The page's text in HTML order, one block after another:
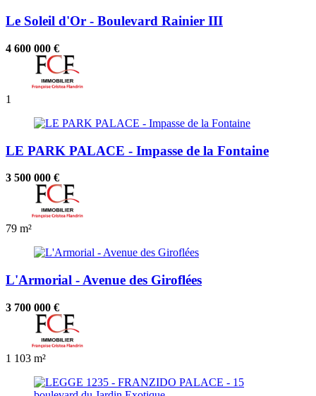
Le Soleil d'Or - Boulevard Rainier III
4 600 000 €
1
LE PARK PALACE - Impasse de la Fontaine
3 500 000 €
79 m²
L'Armorial - Avenue des Giroflées
3 700 000 €
1 103 m²